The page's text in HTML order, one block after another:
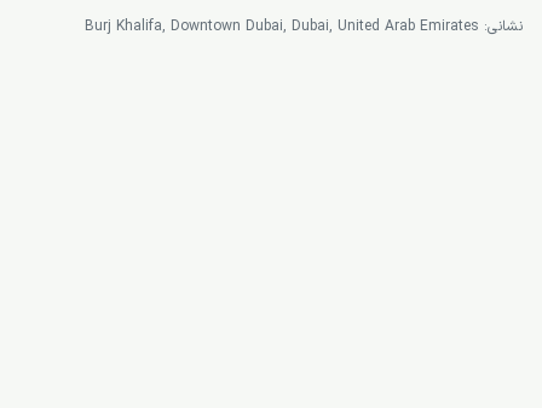
نشانی: Burj Khalifa, Downtown Dubai, Dubai, United Arab Emirates